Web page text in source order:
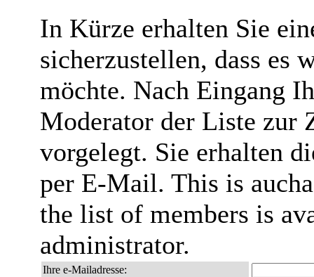
In Kürze erhalten Sie
sicherzustellen, dass es
möchte. Nach Eingang
Moderator der Liste zur
vorgelegt. Sie erhalten
per E-Mail. This is
the list of members is
administrator.
Ihre e-Mailadresse: